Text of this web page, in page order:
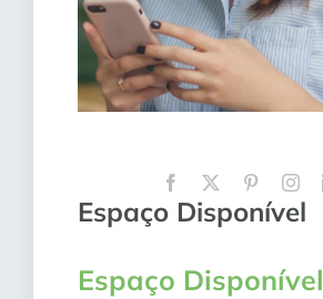
Espaço Disponível
Espaço Disponível